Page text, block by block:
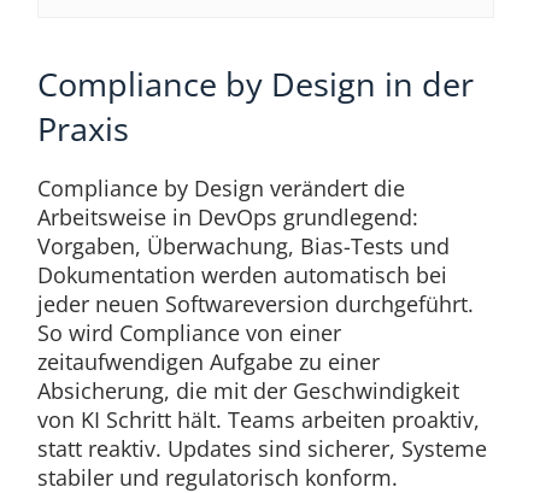
Compliance by Design in der
Praxis
Compliance by Design verändert die
Arbeitsweise in DevOps grundlegend:
Vorgaben, Überwachung, Bias-Tests und
Dokumentation werden automatisch bei
jeder neuen Softwareversion durchgeführt.
So wird Compliance von einer
zeitaufwendigen Aufgabe zu einer
Absicherung, die mit der Geschwindigkeit
von KI Schritt hält. Teams arbeiten proaktiv,
statt reaktiv. Updates sind sicherer, Systeme
stabiler und regulatorisch konform.